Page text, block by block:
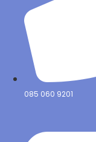
085 060 9201